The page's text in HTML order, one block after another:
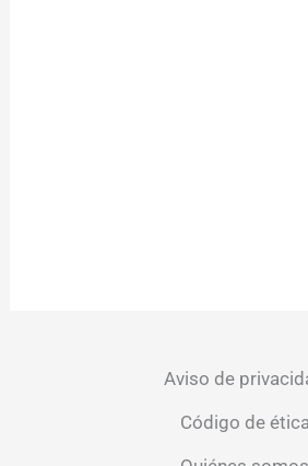
Aviso de
Código de